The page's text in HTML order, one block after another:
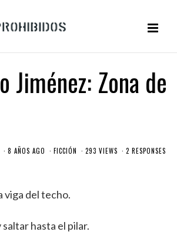
Jiménez: Zona de
8 AÑOS AGO FICCIÓN 293 VIEWS 2 RESPONSES
viga del techo.
hasta el pilar.